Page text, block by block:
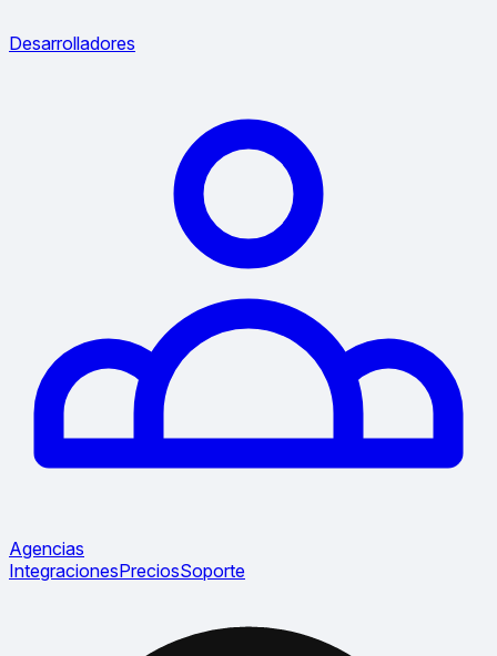
Desarrolladores
Agencias
IntegracionesPreciosSoporte